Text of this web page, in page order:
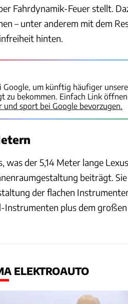
Fahrdynamik-Feuer stellt.
– unter anderem mit dem
hinten.
um künftig häufiger unsere
zu bekommen. Einfach Link öffnen
und sport bei Google bevorzugen.
was der 5,14 Meter lange Lexus
beiträgt. Sie
der flachen
Instrumenten plus dem großen
ELEKTROAUTO